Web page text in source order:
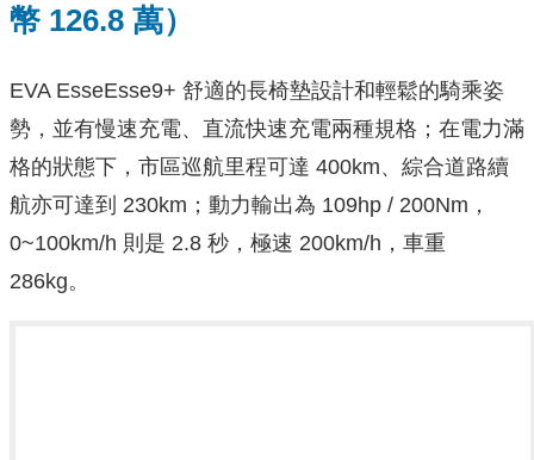
幣 126.8 萬）
EVA EsseEsse9+ 舒適的長椅墊設計和輕鬆的騎乘姿
勢，並有慢速充電、直流快速充電兩種規格；在電力滿
格的狀態下，市區巡航里程可達 400km、綜合道路續
航亦可達到 230km；動力輸出為 109hp / 200Nm，
0~100km/h 則是 2.8 秒，極速 200km/h，車重
286kg。